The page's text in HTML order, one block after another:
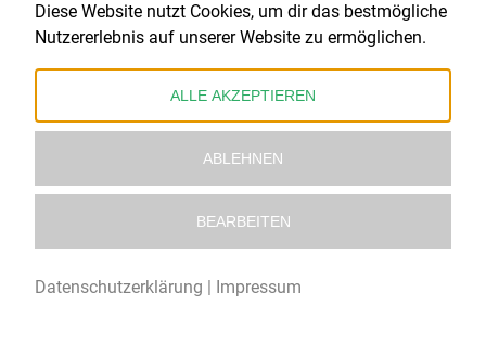
Gefördert durch:
Diese Website nutzt Cookies, um dir das bestmögliche
Nutzererlebnis auf unserer Website zu ermöglichen.
ALLE AKZEPTIEREN
ABLEHNEN
BEARBEITEN
Datenschutzerklärung | Impressum